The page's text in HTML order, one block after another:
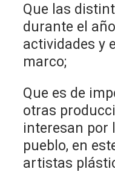
Que las
durante el
actividades y
marco;
Que es de
otras
interesan por
pueblo, en
artistas